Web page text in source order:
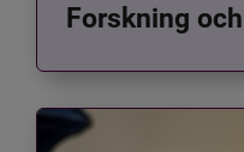
Forskning